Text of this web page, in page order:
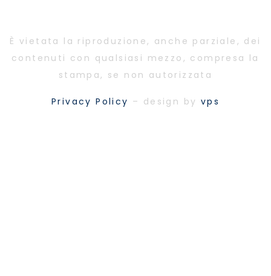
È vietata la riproduzione, anche parziale, dei
contenuti con qualsiasi mezzo, compresa la
stampa, se non autorizzata
Privacy Policy – design by vps